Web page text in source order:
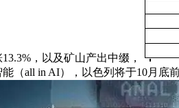
，以及矿山产出中缀，
（all in AI），以色列将于10月底